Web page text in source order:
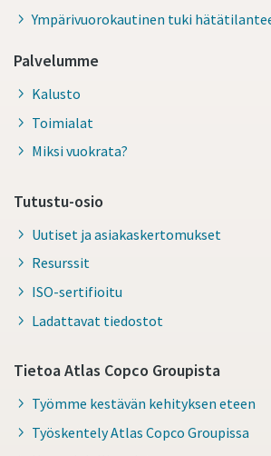
Ympärivuorokautinen tuki
Palvelumme
Kalusto
Toimialat
Miksi vuokrata?
Tutustu-osio
Uutiset ja asiakaskertomukset
Resurssit
ISO-sertifioitu
Ladattavat tiedostot
Tietoa Atlas Copco Groupista
Työmme kestävän kehityksen eteen
Työskentely Atlas Copco Groupissa